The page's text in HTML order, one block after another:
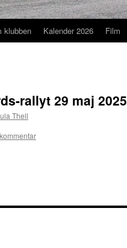
klubben Kalender 2026 Film
rallyt 29 maj 2025
Thell